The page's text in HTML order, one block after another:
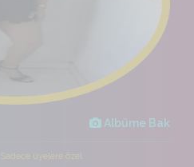
Albüme Bak
Sadece üyelere özel